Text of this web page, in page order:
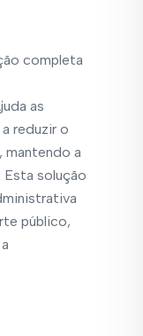
completa
as
reduzir o
a
solução
público,